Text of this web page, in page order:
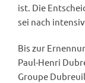
ist. Die
sei nach
Bis zur
Paul-Henri
Groupe